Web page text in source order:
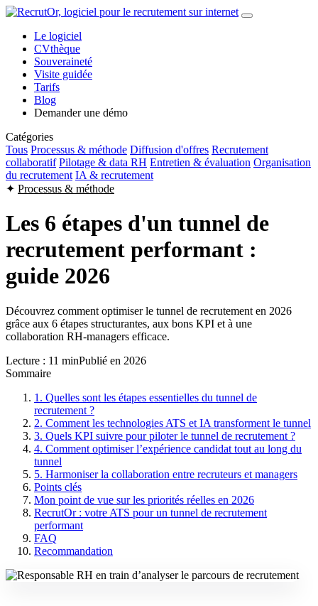
Le logiciel
CVthèque
Souveraineté
Visite guidée
Tarifs
Blog
Demander une démo
Catégories
Tous Processus & méthode Diffusion d'offres Recrutement
collaboratif Pilotage & data RH Entretien & évaluation Organisation
du recrutement IA & recrutement
✦ Processus & méthode
Les 6 étapes d'un tunnel de
recrutement performant :
guide 2026
Découvrez comment optimiser le tunnel de recrutement en 2026
grâce aux 6 étapes structurantes, aux bons KPI et à une
collaboration RH-managers efficace.
Lecture : 11 minPublié en 2026
Sommaire
1. Quelles sont les étapes essentielles du tunnel de
recrutement ?
2. Comment les technologies ATS et IA transforment le tunnel
3. Quels KPI suivre pour piloter le tunnel de recrutement ?
4. Comment optimiser l’expérience candidat tout au long du
tunnel
5. Harmoniser la collaboration entre recruteurs et managers
Points clés
Mon point de vue sur les priorités réelles en 2026
RecrutOr : votre ATS pour un tunnel de recrutement
performant
FAQ
Recommandation